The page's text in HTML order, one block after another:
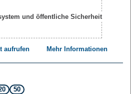
aufrufen Mehr Informationen
50